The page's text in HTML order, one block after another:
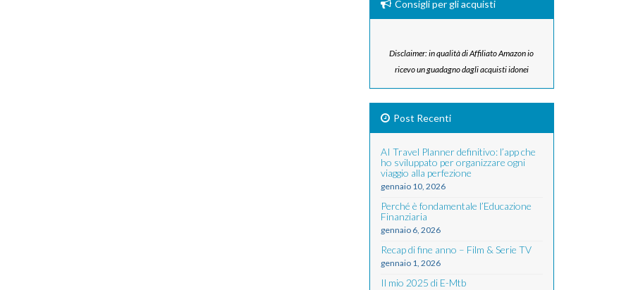
Consigli per gli acquisti
Disclaimer: in qualità di Affiliato Amazon io
ricevo un guadagno dagli acquisti idonei
Post Recenti
AI Travel Planner definitivo: l’app che
ho sviluppato per organizzare ogni
viaggio alla perfezione
gennaio 10, 2026
Perché è fondamentale l’Educazione
Finanziaria
gennaio 6, 2026
Recap di fine anno – Film & Serie TV
gennaio 1, 2026
Il mio 2025 di E-Mtb